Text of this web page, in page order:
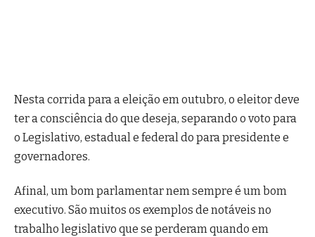
Nesta corrida para a eleição em outubro, o eleitor deve
ter a consciência do que deseja, separando o voto para
o Legislativo, estadual e federal do para presidente e
governadores.
Afinal, um bom parlamentar nem sempre é um bom
executivo. São muitos os exemplos de notáveis no
trabalho legislativo que se perderam quando em